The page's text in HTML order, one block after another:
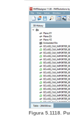
Figura 5.1118.